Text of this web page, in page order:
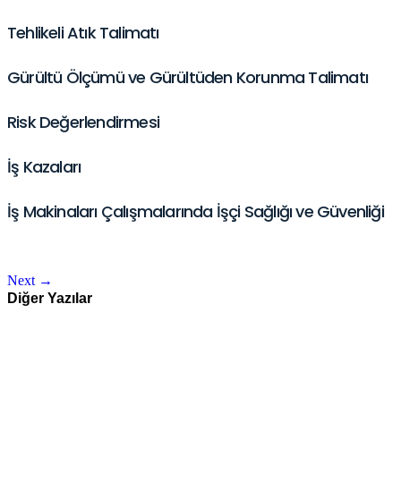
Tehlikeli Atık Talimatı
Gürültü Ölçümü ve Gürültüden Korunma Talimatı
Risk Değerlendirmesi
İş Kazaları
İş Makinaları Çalışmalarında İşçi Sağlığı ve Güvenliği
Next →
Diğer Yazılar